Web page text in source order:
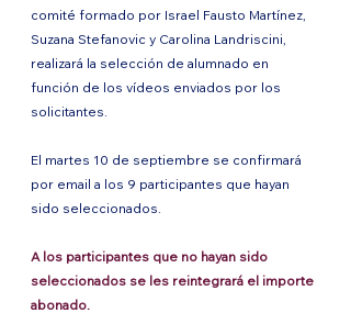
comité formado por Israel Fausto Martínez,
Suzana Stefanovic y Carolina Landriscini,
realizará la selección de alumnado en
función de los vídeos enviados por los
solicitantes.
El martes 10 de septiembre se confirmará
por email a los 9 participantes que hayan
sido seleccionados.
A los participantes que no hayan sido
seleccionados se les reintegrará el importe
abonado.